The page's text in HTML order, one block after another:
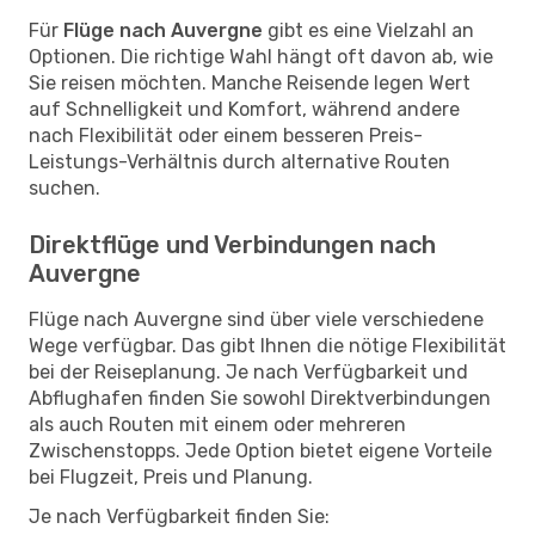
Für Flüge nach Auvergne gibt es eine Vielzahl an
Optionen. Die richtige Wahl hängt oft davon ab, wie
Sie reisen möchten. Manche Reisende legen Wert
auf Schnelligkeit und Komfort, während andere
nach Flexibilität oder einem besseren Preis-
Leistungs-Verhältnis durch alternative Routen
suchen.
Direktflüge und Verbindungen nach
Auvergne
Flüge nach Auvergne sind über viele verschiedene
Wege verfügbar. Das gibt Ihnen die nötige Flexibilität
bei der Reiseplanung. Je nach Verfügbarkeit und
Abflughafen finden Sie sowohl Direktverbindungen
als auch Routen mit einem oder mehreren
Zwischenstopps. Jede Option bietet eigene Vorteile
bei Flugzeit, Preis und Planung.
Je nach Verfügbarkeit finden Sie: